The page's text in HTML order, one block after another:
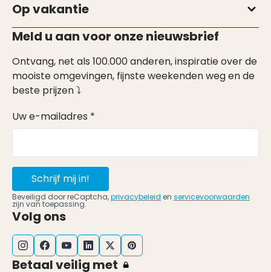
Op vakantie
Meld u aan voor onze nieuwsbrief
Ontvang, net als 100.000 anderen, inspiratie over de
mooiste omgevingen, fijnste weekenden weg en de
beste prijzen ⤵
Uw e-mailadres *
Schrijf mij in!
Beveiligd door reCaptcha,privacybeleid en servicevoorwaarden
zijn van toepassing.
Volg ons
Betaal veilig met